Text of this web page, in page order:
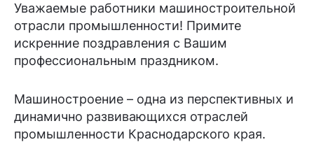
Уважаемые работники машиностроительной
отрасли промышленности! Примите
искренние поздравления с Вашим
профессиональным праздником.
Машиностроение – одна из перспективных и
динамично развивающихся отраслей
промышленности Краснодарского края.